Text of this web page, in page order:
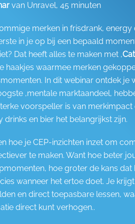
van Unravel, 45 minuten
merken in frisdrank, energy
in je op bij een bepaald
Dat heeft alles te maken met ,
haakjes waarmee merken
In dit webinar ontdek je
,mentale marktaandeel,
voorspeller is van merkimpact
drinks en bier het belangrijkst zijn.
hoe je CEP-inzichten inzet om
te maken. Want hoe beter
hoe groter de kans dat
wanneer het ertoe doet. Je krijgt
en direct toepasbare lessen,
direct kunt verhogen..